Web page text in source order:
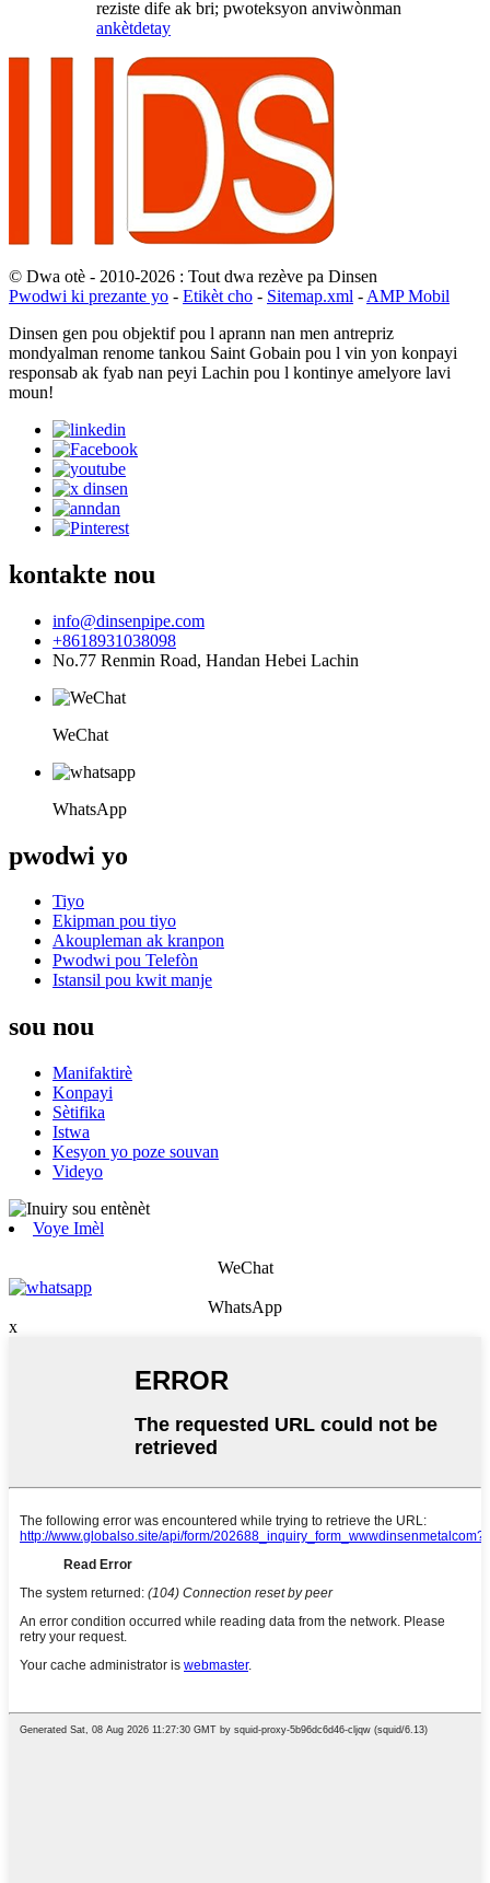
reziste dife ak bri; pwoteksyon anviwònman
ankètdetay
© Dwa otè - 2010-2026 : Tout dwa rezève pa Dinsen
Pwodwi ki prezante yo - Etikèt cho - Sitemap.xml - AMP Mobil
Dinsen gen pou objektif pou l aprann nan men antrepriz
mondyalman renome tankou Saint Gobain pou l vin yon konpayi
responsab ak fyab nan peyi Lachin pou l kontinye amelyore lavi
moun!
kontakte nou
info@dinsenpipe.com
+8618931038098
No.77 Renmin Road, Handan Hebei Lachin
WeChat
WhatsApp
pwodwi yo
Tiyo
Ekipman pou tiyo
Akoupleman ak kranpon
Pwodwi pou Telefòn
Istansil pou kwit manje
sou nou
Manifaktirè
Konpayi
Sètifika
Istwa
Kesyon yo poze souvan
Videyo
Voye Imèl
WeChat
WhatsApp
x